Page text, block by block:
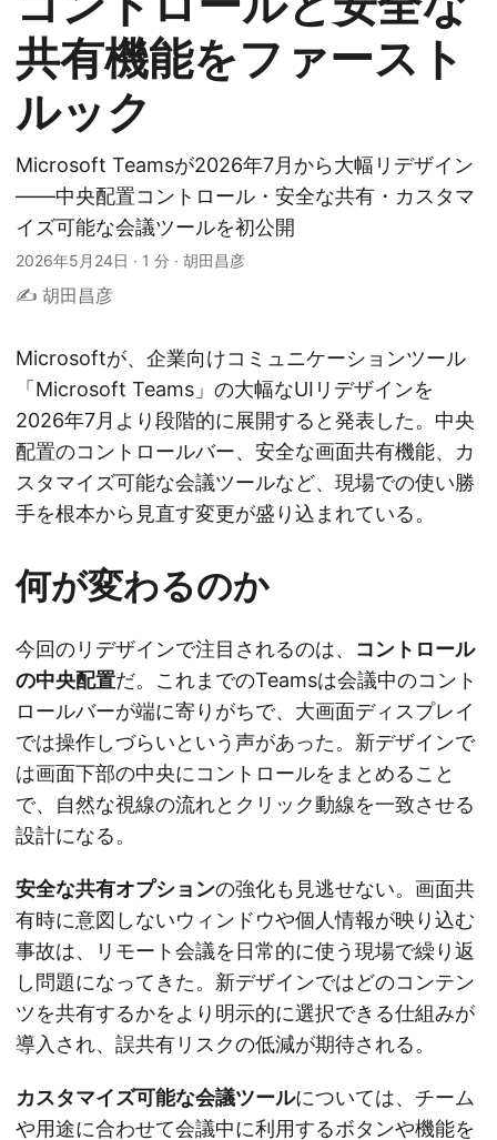
共有機能をファースト
ルック
Microsoft Teamsが2026年7月から大幅リデザイン
——中央配置コントロール・安全な共有・カスタマ
イズ可能な会議ツールを初公開
2026年5月24日 · 1 分 · 胡田昌彦
✍️ 胡田昌彦
Microsoftが、企業向けコミュニケーションツール
「Microsoft Teams」の大幅なUIリデザインを
2026年7月より段階的に展開すると発表した。中央
配置のコントロールバー、安全な画面共有機能、カ
スタマイズ可能な会議ツールなど、現場での使い勝
手を根本から見直す変更が盛り込まれている。
何が変わるのか
今回のリデザインで注目されるのは、 コントロール
の中央配置だ。これまでのTeamsは会議中のコント
ロールバーが端に寄りがちで、大画面ディスプレイ
では操作しづらいという声があった。新デザインで
は画面下部の中央にコントロールをまとめること
で、自然な視線の流れとクリック動線を一致させる
設計になる。
安全な共有オプションの強化も見逃せない。画面共
有時に意図しないウィンドウや個人情報が映り込む
事故は、リモート会議を日常的に使う現場で繰り返
し問題になってきた。新デザインではどのコンテン
ツを共有するかをより明示的に選択できる仕組みが
導入され、誤共有リスクの低減が期待される。
カスタマイズ可能な会議ツールについては、チーム
や用途に合わせて会議中に利用するボタンや機能を